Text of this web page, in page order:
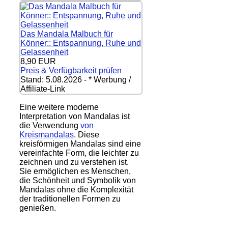
Das Mandala Malbuch für
Könner:: Entspannung, Ruhe und
Gelassenheit
8,90 EUR
Preis & Verfügbarkeit prüfen
Stand: 5.08.2026 - * Werbung /
Affiliate-Link
Eine weitere moderne
Interpretation von Mandalas ist
die Verwendung von
Kreismandalas. Diese
kreisförmigen Mandalas sind eine
vereinfachte Form, die leichter zu
zeichnen und zu verstehen ist.
Sie ermöglichen es Menschen,
die Schönheit und Symbolik von
Mandalas ohne die Komplexität
der traditionellen Formen zu
genießen.